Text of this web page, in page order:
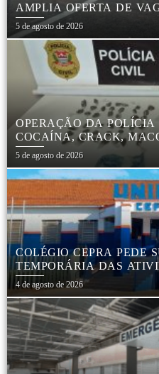
AMPLIA OFERTA DE
CENTRAL
5 de agosto de 2026
OPERAÇÃO DA
COCAÍNA, CRACK,
PARA EMBALAR
5 de agosto de 2026
COLÉGIO CEPRA PEDE
TEMPORÁRIA DAS
REESTRUTURAÇÃO EM
4 de agosto de 2026